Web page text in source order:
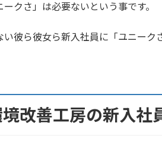
クさ」は必要ないという事です。
彼ら彼女ら新入社員に「ユニーク
改善工房の新入社